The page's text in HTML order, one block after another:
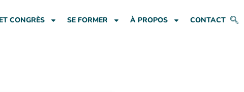
CONGRÈS SE FORMER À PROPOS CONTACT